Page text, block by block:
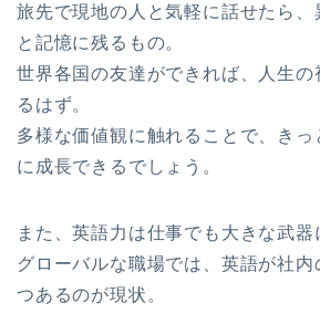
旅先で現地の人と気軽に話せたら、
と記憶に残るもの。
世界各国の友達ができれば、人生の
るはず。
多様な価値観に触れることで、き
に成長できるでしょう。
また、英語力は仕事でも大きな武器
グローバルな職場では、英語が社内
つあるのが現状。